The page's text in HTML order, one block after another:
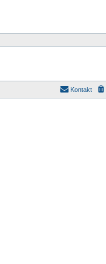
Kontakt